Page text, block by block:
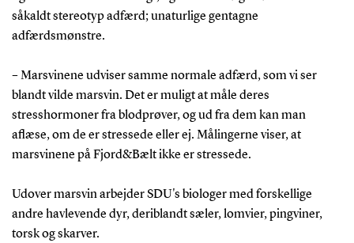
såkaldt stereotyp adfærd; unaturlige gentagne
adfærdsmønstre.
– Marsvinene udviser samme normale adfærd, som vi ser
blandt vilde marsvin. Det er muligt at måle deres
stresshormoner fra blodprøver, og ud fra dem kan man
aflæse, om de er stressede eller ej. Målingerne viser, at
marsvinene på Fjord&Bælt ikke er stressede.
Udover marsvin arbejder SDU's biologer med forskellige
andre havlevende dyr, deriblandt sæler, lomvier, pingviner,
torsk og skarver.